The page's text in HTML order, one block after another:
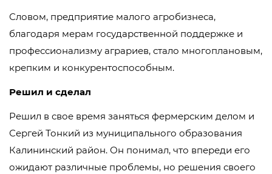
Словом, предприятие малого агробизнеса,
благодаря мерам государственной поддержке и
профессионализму аграриев, стало многоплановым,
крепким и конкурентоспособным.
Решил и сделал
Решил в свое время заняться фермерским делом и
Сергей Тонкий из муниципального образования
Калининский район. Он понимал, что впереди его
ожидают различные проблемы, но решения своего